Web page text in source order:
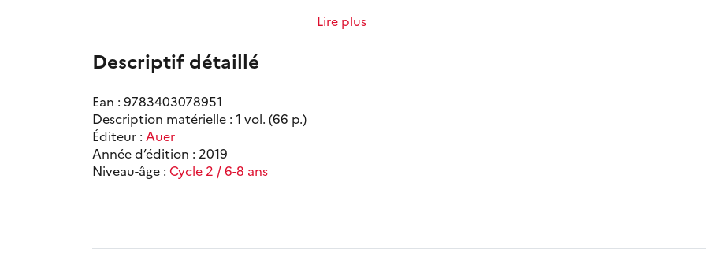
Lire plus
Descriptif détaillé
Ean : 9783403078951
Description matérielle : 1 vol. (66 p.)
Éditeur : Auer
Année d’édition : 2019
Niveau-âge : Cycle 2 / 6-8 ans